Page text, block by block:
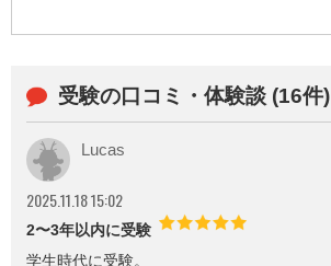
受験の口コミ・体験談 (16件)
Lucas
2025.11.18 15:02
2〜3年以内に受験
学生時代に受験。